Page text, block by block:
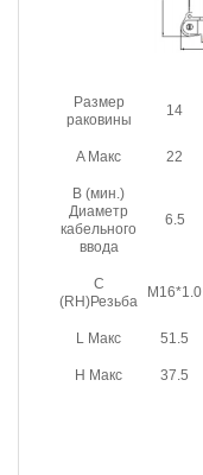
Размер
раковины
14
A Макс 22
B (мин.)
Диаметр
кабельного
ввода
6.5
C
(RH)Резьба
M16*1.0
L Макс 51.5
H Макс 37.5